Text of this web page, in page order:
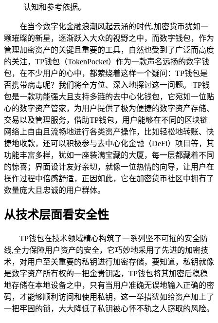
认知和参考依据。
在当今数字化金融浪潮风起云涌的时代,加密货币犹如一
颗璀璨的新星，逐渐跃入大众的视野之中，而数字钱包，作为
管理加密资产的关键且重要的工具，自然也受到了广泛而高度
的关注，TP钱包（TokenPocket）作为一款声名远扬的数字钱
包，在不少用户的心中，都萦绕着这样一个疑问：TP钱包是
否携带病毒呢？我们将全方位、深入地探讨这一问题。 TP钱
包是一款功能强大且支持多链的去中心化钱包，它宛如一位贴
心的数字资产管家，为用户提供了极为便捷的数字资产存储、
交易以及管理服务，借助TP钱包，用户能够在不同的区块链
网络上自由且流畅地进行各类资产操作，比如轻松地转账、快
捷地收款，还可以积极参与去中心化金融（DeFi）项目等，其
功能丰富多样，犹如一座装满宝藏的大厦，每一层都藏着不同
的惊喜；界面设计友好亲切，就像一位热情的向导，让用户在
操作过程中倍感舒适，正因如此，它在加密货币社区中拥有了
数量庞大且忠诚的用户群体。
从技术层面看安全性
TP钱包在技术领域精心构筑了一系列坚不可摧的安全防
线,全力保障用户资产的安全，它巧妙地采用了先进的加密技
术，对用户至关重要的私钥进行加密存储，要知道，私钥就像
是数字资产所有权的一把金贵钥匙，TP钱包将其加密后稳稳
地存储在本地设备之中，只有当用户准确无误地输入正确的密
码，才能够顺利访问和使用私钥，这一举措犹如给资产加上了
一把牢固的锁，大大降低了私钥被心怀不轨之人窃取的风险。